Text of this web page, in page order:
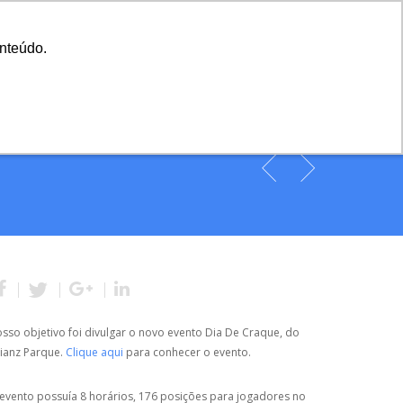
objetivo foi divulgar o novo evento Dia De Craque, do
Parque. Clique aqui para conhecer o evento.
possuía 8 horários, 176 posições para jogadores no